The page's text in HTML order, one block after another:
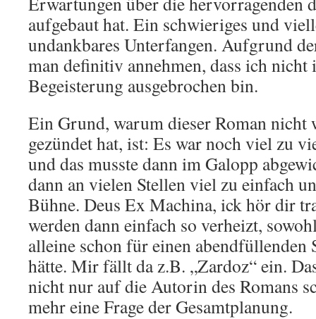
aufgebaut hat. Ein schwieriges und
undankbares Unterfangen. Aufgrund
man definitiv annehmen, dass ich nicht
Begeisterung ausgebrochen bin.
Ein Grund, warum dieser Roman
gezündet hat, ist: Es war noch viel zu
und das musste dann im Galopp
dann an vielen Stellen viel zu einfach
Bühne. Deus Ex Machina, ick hör dir
werden dann einfach so verheizt,
alleine schon für einen abendfüllenden
hätte. Mir fällt da z.B. „Zardoz“ ein.
nicht nur auf die Autorin des Romans
mehr eine Frage der Gesamtplanung.